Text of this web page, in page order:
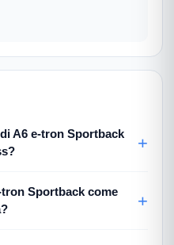
A6 e-tron Sportback
Sportback come